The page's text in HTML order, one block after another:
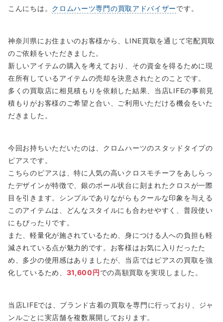
こんにちは。 クロムハーツ専門の買取アドバイザーです。
神奈川県にお住まいのお客様から、LINE買取を通じて宅配買取
のご依頼をいただきました。
新しいアイテムの購入を考えており、その資金を得るために現
在所有しているアイテムの売却を決意されたとのことです。
多くの買取店に相見積もりを依頼した結果、当店LIFEの事前見
積もりがお客様のご希望と合い、ご利用いただける機会をいた
だきました。
今回お持ちいただいたのは、クロムハーツのスタッドタイプの
ピアスです。
こちらのピアスは、特に人気の高いクロスモチーフをあしらっ
たデザインが特徴で、銀のボール状台に刻まれたクロスが一際
目を引きます。シンプルでありながらもクールな印象を与える
このアイテムは、どんなスタイルにも合わせやすく、普段使い
にもぴったりです。
また、軽量化が施されているため、身につける人への負担も軽
減されている点が魅力的です。お客様はお気に入りだったた
め、多少の使用感はありましたが、当店ではピアスの買取を強
化しているため、 31,600円での高額買取を実現しました。
当店LIFEでは、ブランド古着の買取を専門に行っており、ジャ
ンルごとに実店舗を複数展開しております。